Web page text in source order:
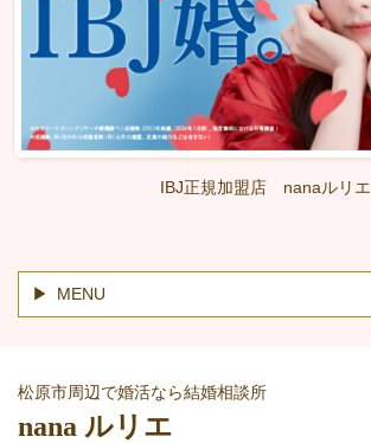
IBJ正規加盟店 nanaルリエ
MENU
松原市周辺で婚活なら結婚相談所
nana ルリエ